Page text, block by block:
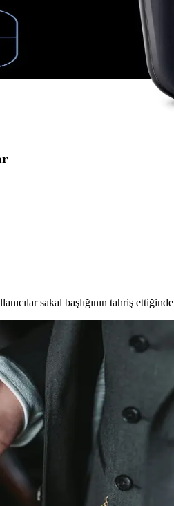
ve kablosuz tasarımlarıyla
Erkek Bakımında
tıraş deneyimi sunar, gelişmiş
Saç ve Sakal Tıraş
sakal başlığının tahriş